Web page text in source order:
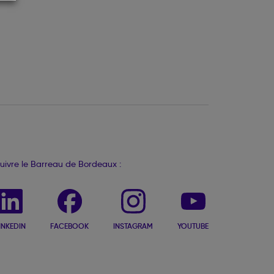
le Barreau de Bordeaux :
FACEBOOK INSTAGRAM YOUTUBE